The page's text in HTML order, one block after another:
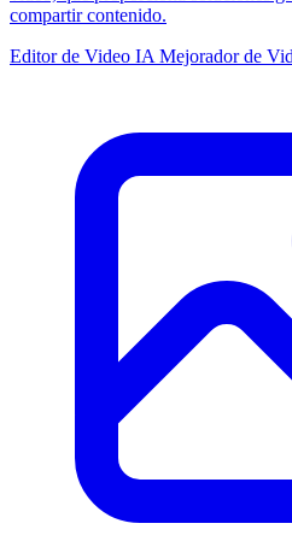
compartir contenido.
Editor de Video IA Mejorador de